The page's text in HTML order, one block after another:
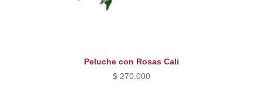
Peluche con Rosas Cali
$270.000